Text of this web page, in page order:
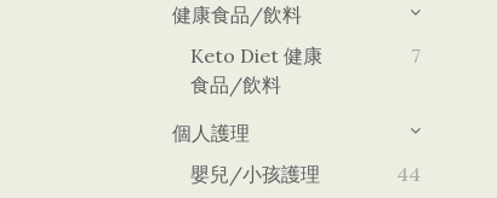
健康食品/飲料
Keto Diet 健康
食品/飲料
7
個人護理
嬰兒/小孩護理
44